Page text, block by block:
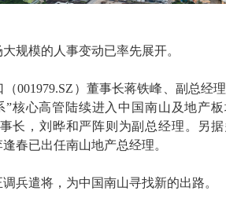
规模的人事变动已率先展开。
001979.SZ）董事长蒋铁峰、副总经
核心高管陆续进入中国南山及地产
长，刘晔和严阵则为副总经理。另
春已出任南山地产总经理。
兵遣将，为中国南山寻找新的出路。